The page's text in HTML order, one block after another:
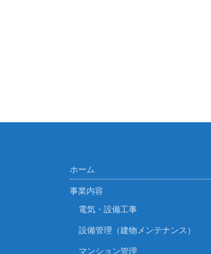
ホーム
事業内容
電気・設備工事
設備管理（建物メンテナンス）
マンション管理